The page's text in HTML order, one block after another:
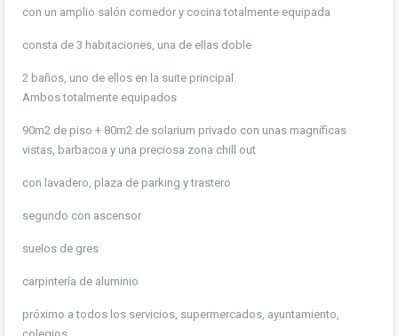
con un amplio salón comedor y cocina totalmente equipada
consta de 3 habitaciones, una de ellas doble
2 baños, uno de ellos en la suite principal.
Ambos totalmente equipados
90m2 de piso + 80m2 de solarium privado con unas magníficas
vistas, barbacoa y una preciosa zona chill out
con lavadero, plaza de parking y trastero
segundo con ascensor
suelos de gres
carpintería de aluminio
próximo a todos los servicios, supermercados, ayuntamiento,